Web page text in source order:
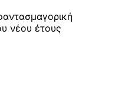
νέου έτους